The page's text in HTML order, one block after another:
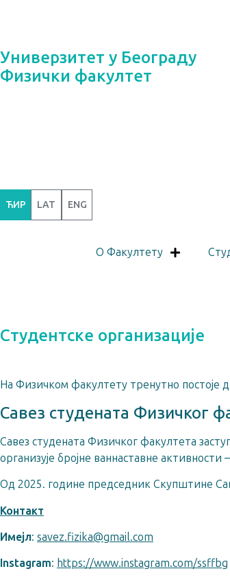
Универзитет у Београду
Физички факултет
ЋИР LAT ENG
O Факултету
Студентске организације
На Физичком факултету тренутно постојe
Савез студената Физичког
Савез студената Физичког факултета
организује бројне ваннаставне
Од 2025. године председник Скупштине
Контакт
Имејл: savez.fizika@gmail.com
Instagram: https://www.instagram.com/ssffbg